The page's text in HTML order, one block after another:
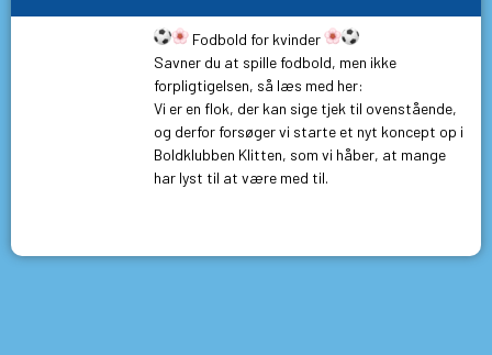
Fodbold for kvinder
Savner du at spille fodbold, men ikke
forpligtigelsen, så læs med her:
Vi er en flok, der kan sige tjek til ovenstående,
og derfor forsøger vi starte et nyt koncept op i
Boldklubben Klitten, som vi håber, at mange
har lyst til at være med til.